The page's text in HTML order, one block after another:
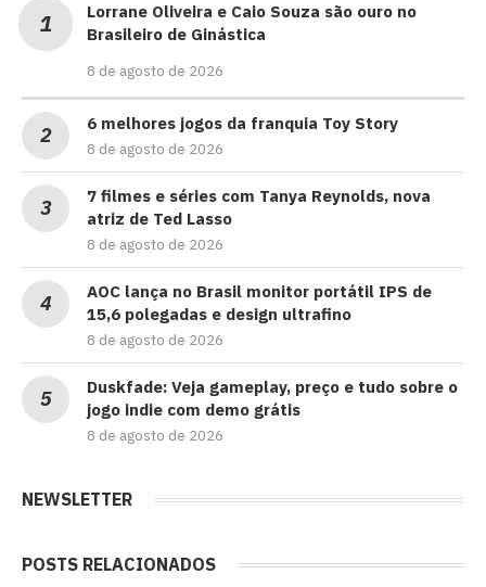
Lorrane Oliveira e Caio Souza são ouro no
Brasileiro de Ginástica
8 de agosto de 2026
6 melhores jogos da franquia Toy Story
8 de agosto de 2026
7 filmes e séries com Tanya Reynolds, nova
atriz de Ted Lasso
8 de agosto de 2026
AOC lança no Brasil monitor portátil IPS de
15,6 polegadas e design ultrafino
8 de agosto de 2026
Duskfade: Veja gameplay, preço e tudo sobre o
jogo indie com demo grátis
8 de agosto de 2026
NEWSLETTER
POSTS RELACIONADOS